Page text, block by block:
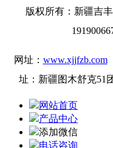
版权所有： 新疆吉
网址： www.xjjfzb.com
址：新疆图木舒克51
网站首页
产品中心
添加微信
电话咨询